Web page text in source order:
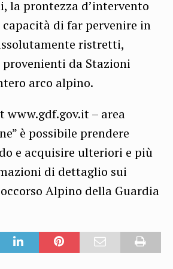
la prontezza d’intervento
capacità di far pervenire in
ristretti,
da Stazioni
arco alpino.
www.gdf.gov.it – area
è possibile prendere
e acquisire ulteriori e più
di dettaglio sui
Alpino della Guardia